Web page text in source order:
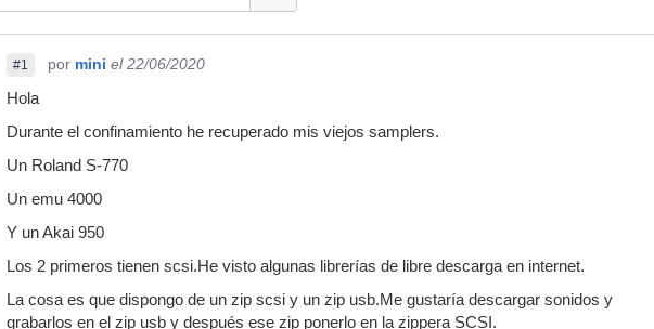
#1 por mini el 22/06/2020
Hola
Durante el confinamiento he recuperado mis viejos samplers.
Un Roland S-770
Un emu 4000
Y un Akai 950
Los 2 primeros tienen scsi.He visto algunas librerías de libre descarga en internet.
La cosa es que dispongo de un zip scsi y un zip usb.Me gustaría descargar sonidos y
grabarlos en el zip usb y después ese zip ponerlo en la zippera SCSI.